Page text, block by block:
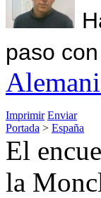
paso
Imprimir Enviar
Portada > España
El
la